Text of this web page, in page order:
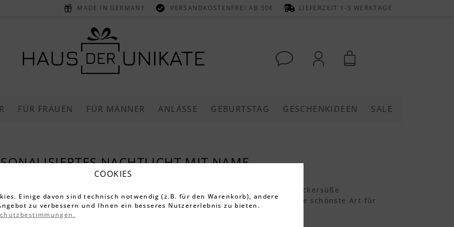
MADE IN GERMANY VERSANDKOSTENFREI AB 50€ LIEFERZEIT 1-3 WERKTAGE
FÜR FRAUEN FÜR MÄNNER ANLÄSSE GEBURTSTAG GESCHENKIDEEN SALE
NACHTLICHT MIT NAME
Kult. Aus hochwertigem Buchenholz oder Pappelholz sind diese eine zuckersüße
in vielen Motiven und ein großartiges Geschenk zur Geburt. Die schönste Art für
Nachtlicht mit Namen.
COOKIES
Einige davon sind technisch notwendig (z.B. für den Warenkorb), andere
zu verbessern und Ihnen ein besseres Nutzererlebnis zu bieten.